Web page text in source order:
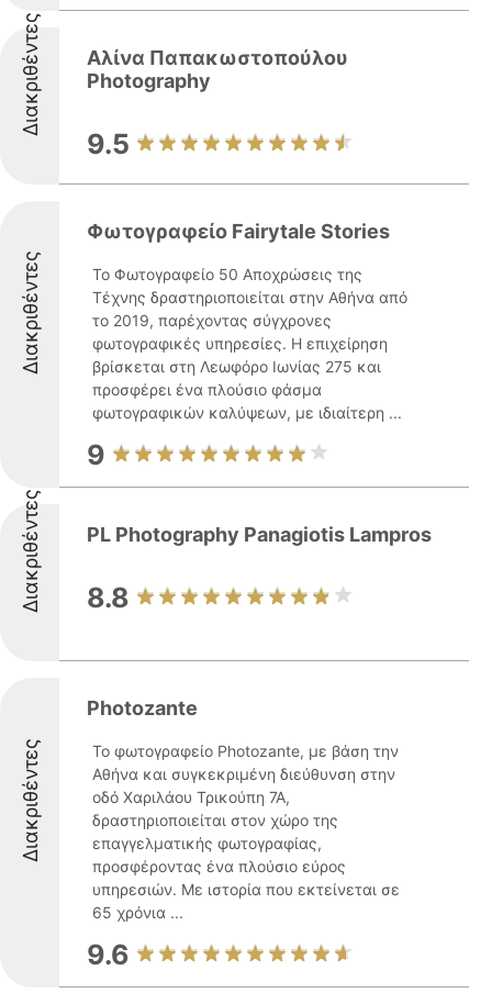
Διακριθέντες
Αλίνα Παπακωστοπούλου
Photography
9.5
Διακριθέντες
Φωτογραφείο Fairytale Stories
Το Φωτογραφείο 50 Αποχρώσεις της
Τέχνης δραστηριοποιείται στην Αθήνα από
το 2019, παρέχοντας σύγχρονες
φωτογραφικές υπηρεσίες. Η επιχείρηση
βρίσκεται στη Λεωφόρο Ιωνίας 275 και
προσφέρει ένα πλούσιο φάσμα
φωτογραφικών καλύψεων, με ιδιαίτερη ...
9
Διακριθέντες PL Photography Panagiotis Lampros
8.8
Διακριθέντες
Photozante
Το φωτογραφείο Photozante, με βάση την
Αθήνα και συγκεκριμένη διεύθυνση στην
οδό Χαριλάου Τρικούπη 7Α,
δραστηριοποιείται στον χώρο της
επαγγελματικής φωτογραφίας,
προσφέροντας ένα πλούσιο εύρος
υπηρεσιών. Με ιστορία που εκτείνεται σε
65 χρόνια ...
9.6